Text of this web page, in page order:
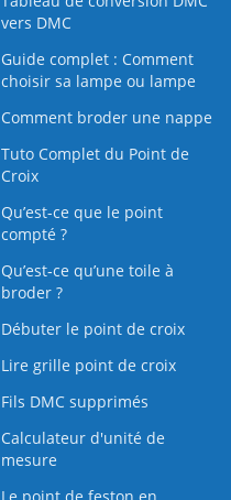
vers DMC
Guide complet : Comment
choisir sa lampe ou lampe
Comment broder une nappe
Tuto Complet du Point de
Croix
Qu’est-ce que le point
compté ?
Qu’est‑ce qu’une toile à
broder ?
Débuter le point de croix
Lire grille point de croix
Fils DMC supprimés
Calculateur d'unité de
mesure